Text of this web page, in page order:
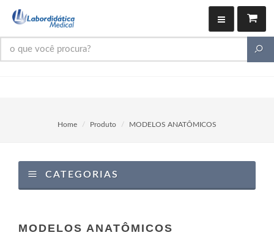
Home Produto MODELOS ANATÔMICOS
CATEGORIAS
MODELOS ANATÔMICOS